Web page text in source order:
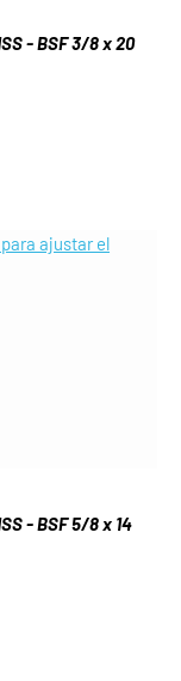
- BSF 3/8 x 20
- BSF 5/8 x 14